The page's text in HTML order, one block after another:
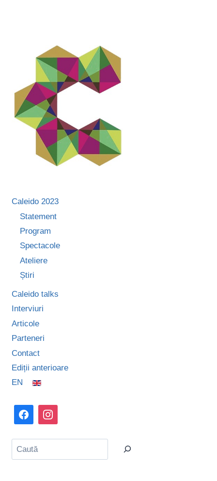
Caleido 2023
Statement
Program
Spectacole
Ateliere
Știri
Caleido talks
Interviuri
Articole
Parteneri
Contact
Ediții anterioare
EN
Caută